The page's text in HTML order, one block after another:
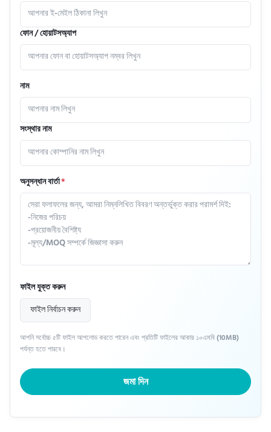
ফোন / হোয়াটসঅ্যাপ
নাম
সংস্থার নাম
অনুসন্ধান বার্তা*
ফাইল যুক্ত করুন
ফাইল নির্বাচন করুন
আপনি সর্বোচ্চ ৫টি ফাইল আপলোড করতে পারেন এবং প্রতিটি ফাইলের আকার ১০এমবি (10MB)
পর্যন্ত হতে পারবে।
জমা দিন